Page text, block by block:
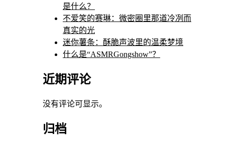
是什么？
不爱笑的赛琳：微密圈里那道冷冽而
真实的光
迷你薯条：酥脆声波里的温柔梦境
什么是“ASMRGongshow”？
近期评论
没有评论可显示。
归档